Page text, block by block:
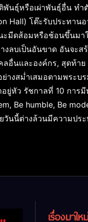
ธุ์หรือเผ่าพันธุ์อื่น ทำ
Hall) โต๊ะรับประทา
มีดส้อมหรือช้อนขึ้นม
ลบเป็นอันขาด อันจะส
อื่นและองค์กร, สุดท้า
งสม่ำเสมอตามพระบ
ยู่หัว รัชกาลที่ 10 การ
Be humble, Be
วันนี้ต่างล้วนมีความปร
เรื่องมาให